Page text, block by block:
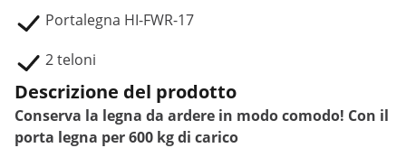
Portalegna HI-FWR-17
2 teloni
Descrizione del prodotto
Conserva la legna da ardere in modo comodo! Con il
porta legna per 600 kg di carico